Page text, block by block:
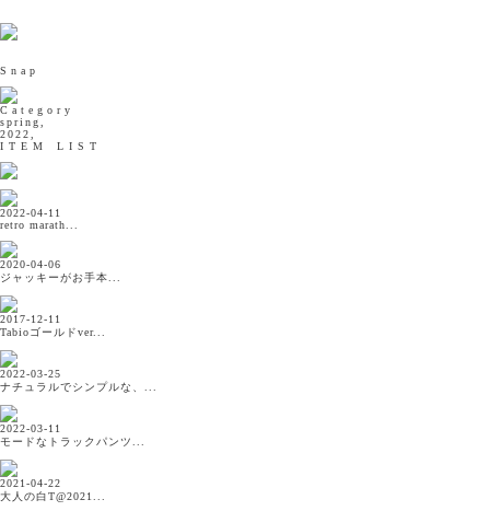
Snap
Category
spring,
2022,
ITEM LIST
2022-04-11
retro marath...
2020-04-06
ジャッキーがお手本...
2017-12-11
Tabioゴールドver...
2022-03-25
ナチュラルでシンプルな、...
2022-03-11
モードなトラックパンツ...
2021-04-22
大人の白T@2021...